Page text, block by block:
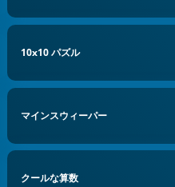
10x10 パズル
マインスウィーパー
クールな算数